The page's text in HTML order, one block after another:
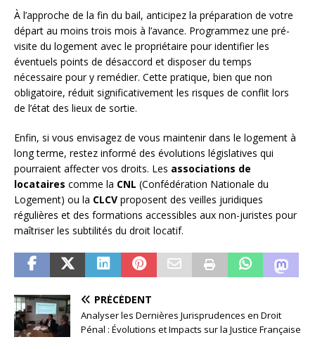
À l’approche de la fin du bail, anticipez la préparation de votre
départ au moins trois mois à l’avance. Programmez une pré-
visite du logement avec le propriétaire pour identifier les
éventuels points de désaccord et disposer du temps
nécessaire pour y remédier. Cette pratique, bien que non
obligatoire, réduit significativement les risques de conflit lors
de l’état des lieux de sortie.
Enfin, si vous envisagez de vous maintenir dans le logement à
long terme, restez informé des évolutions législatives qui
pourraient affecter vos droits. Les associations de
locataires comme la CNL (Confédération Nationale du
Logement) ou la CLCV proposent des veilles juridiques
régulières et des formations accessibles aux non-juristes pour
maîtriser les subtilités du droit locatif.
PRÉCÉDENT
Analyser les Dernières Jurisprudences en Droit
Pénal : Évolutions et Impacts sur la Justice Française